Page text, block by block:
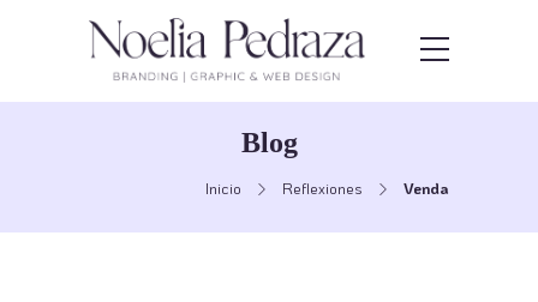
Blog
Inicio Reflexiones Venda